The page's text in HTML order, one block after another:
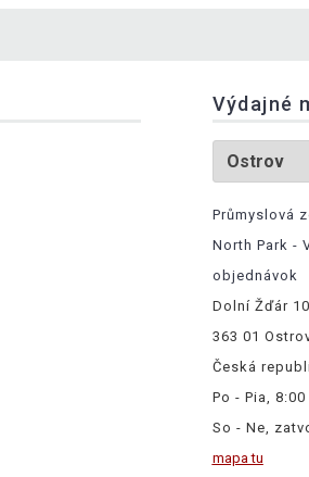
Výdajné
Průmyslová
North Park -
objednávok
Dolní Žďár
363 01
Česká
Po - Pia,
So - Ne,
mapa tu